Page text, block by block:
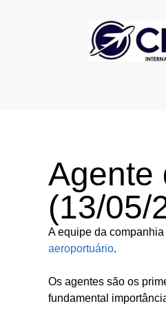
Agente
(13/05/
A equipe da
aeroportuário.
Os agentes são os
fundamental